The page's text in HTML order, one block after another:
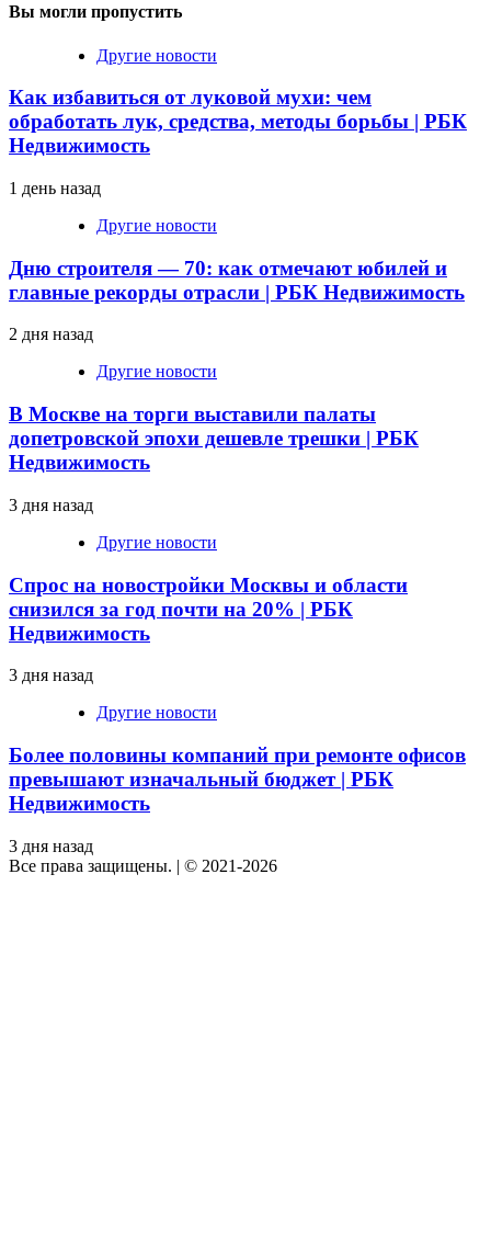
Вы могли пропустить
Другие новости
Как избавиться от луковой мухи: чем
обработать лук, средства, методы борьбы | РБК
Недвижимость
1 день назад
Другие новости
Дню строителя — 70: как отмечают юбилей и
главные рекорды отрасли | РБК Недвижимость
2 дня назад
Другие новости
В Москве на торги выставили палаты
допетровской эпохи дешевле трешки | РБК
Недвижимость
3 дня назад
Другие новости
Спрос на новостройки Москвы и области
снизился за год почти на 20% | РБК
Недвижимость
3 дня назад
Другие новости
Более половины компаний при ремонте офисов
превышают изначальный бюджет | РБК
Недвижимость
3 дня назад
Все права защищены. | © 2021-2026